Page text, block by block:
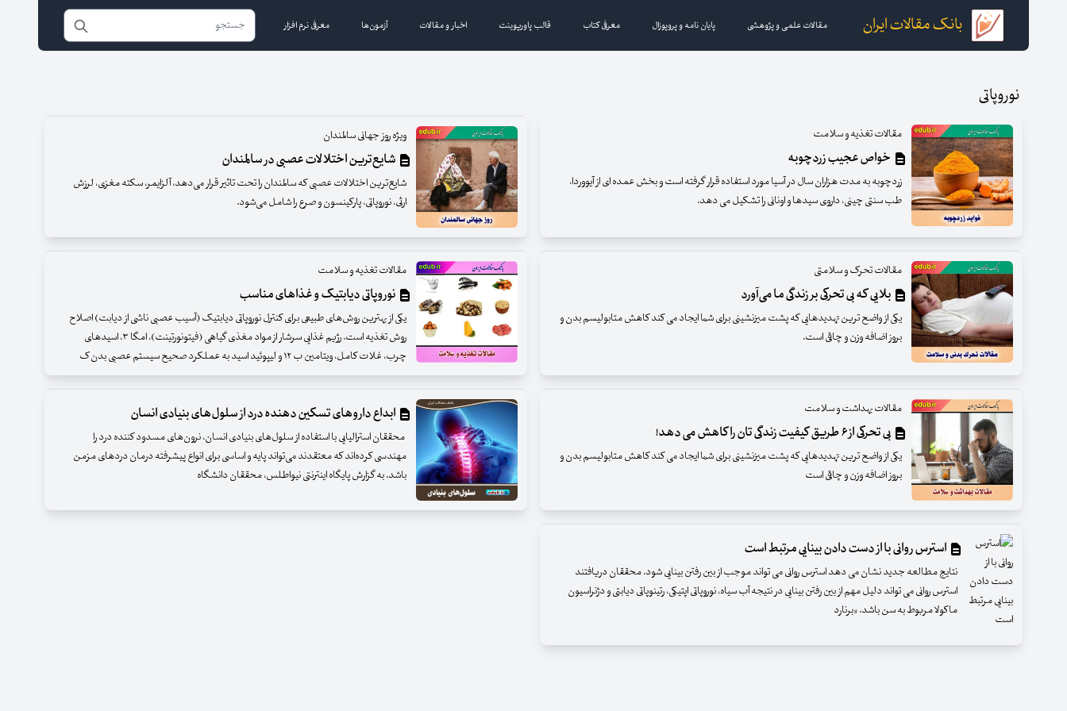
بانک مقالات ایران مقالات علمی و پژوهشی پایان نامه و پروپوزال معرفی کتاب قالب پاورپوینت اخبار و مقالات آزمون‌ها معرفی نرم افزار
نوروپاتی
مقالات تغذیه و سلامت
خواص عجیب زردچوبه
زردچوبه به مدت هزاران سال در آسیا مورد استفاده قرار گرفته است و بخش عمده ای از آیووردا،
طب سنتی چینی، داروی سیدها و اونانی را تشکیل می دهد.
ویژه روز جهانی سالمندان
شایع‌ترین اختلالات عصبی در سالمندان
شایع‌ترین اختلالات عصبی که سالمندان را تحت تاثیر قرار می‌دهد، آلزایمر، سکته مغزی، لرزش
ارثی، نوروپاتی، پارکینسون و صرع را شامل می‌شود.
مقالات تحرک و سلامتی
بلایی که بی تحرکی بر زندگی ما می‌آورد
یکی از واضح ترین تهدیدهایی که پشت‌ میزنشینی برای شما ایجاد می ‌کند کاهش متابولیسم بدن و
بروز اضافه وزن و چاقی است.
مقالات تغذیه و سلامت
نوروپاتی دیابتیک و غذاهای مناسب
یکی از بهترین روش‌های طبیعی برای کنترل نوروپاتی دیابتیک (آسیب عصبی ناشی از دیابت) اصلاح
روش تغذیه است. رژیم غذایی سرشار از مواد مغذی گیاهی (فیتونورتینت)، امگا ۳، اسیدهای
چرب، غلات کامل، ویتامین ب ۱۲ و لیپوئید اسید به عملکرد صحیح سیستم عصبی بدن ک
مقالات بهداشت و سلامت
بی تحرکی از ۶ طریق کیفیت زندگی تان را کاهش می دهد!
یکی از واضح ترین تهدیدهایی که پشت‌ میزنشینی برای شما ایجاد می ‌کند کاهش متابولیسم بدن و
بروز اضافه وزن و چاقی است
ابداع داروهای تسکین دهنده درد از سلول‌های بنیادی انسان
محققان استرالیایی با استفاده از سلول‌های بنیادی انسان، نرون‌های مسدود کننده درد را
مهندسی کرده‌اند که معتقدند می‌تواند پایه و اساسی برای انواع پیشرفته درمان دردهای مزمن
باشد. به گزارش پایگاه اینترنتی نیواطلس، محققان دانشگاه
استرس روانی با از دست دادن بینایی مرتبط است
نتایج مطالعه جدید نشان می دهد استرس روانی می تواند موجب از بین رفتن بینایی شود. محققان دریافتند
استرس روانی می تواند دلیل مهم از بین رفتن بینایی در نتیجه آب سیاه، نوروپاتی اپتیکی، رتینوپاتی دیابتی و دژنراسیون
ماکولا مربوط به سن باشد. «برنارد